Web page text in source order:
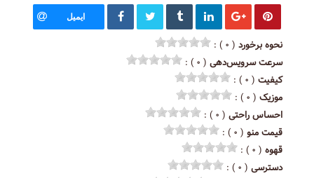
ایمیل
نحوه برخورد ( ۰ ) :
سرعت سرویس‌دهی ( ۰ ) :
کیفیت ( ۰ ) :
موزیک ( ۰ ) :
احساس راحتی ( ۰ ) :
قیمت منو ( ۰ ) :
قهوه ( ۰ ) :
دسترسی ( ۰ ) :